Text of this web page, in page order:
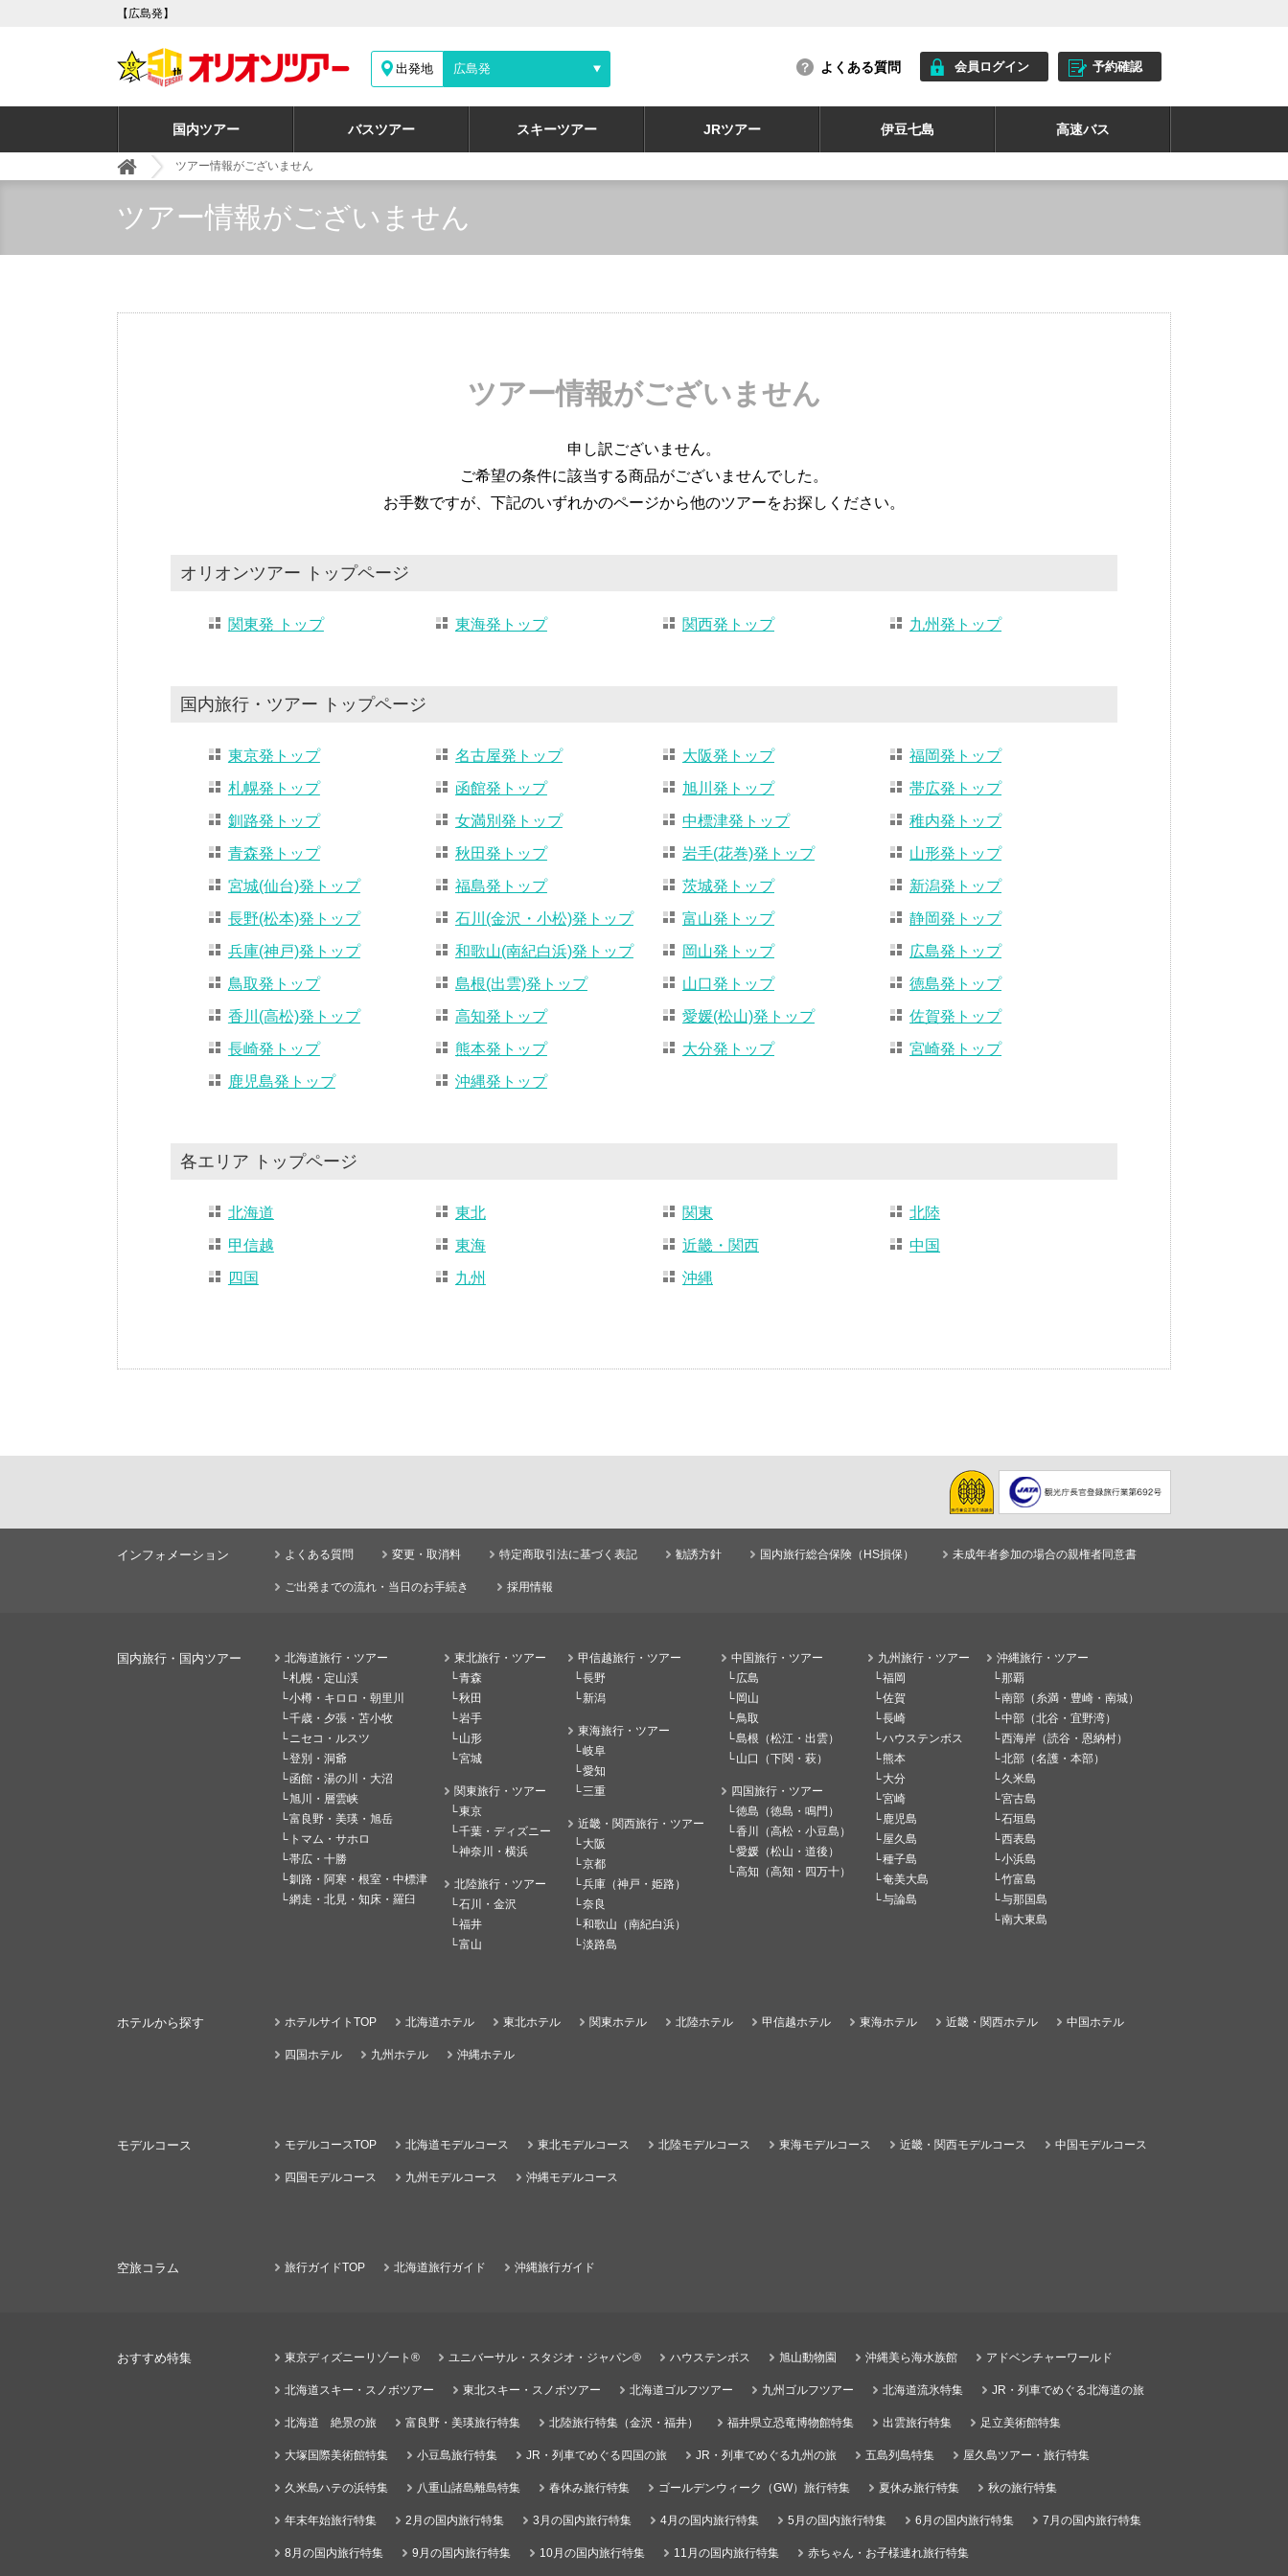
【広島発】
出発地 広島発 よくある質問 会員ログイン 予約確認
国内ツアー バスツアー スキーツアー JRツアー 伊豆七島 高速バス
ツアー情報がございません
ツアー情報がございません
ツアー情報がございません
申し訳ございません。
ご希望の条件に該当する商品がございませんでした。
お手数ですが、下記のいずれかのページから他のツアーをお探しください。
オリオンツアー トップページ
関東発 トップ 東海発トップ 関西発トップ 九州発トップ
国内旅行・ツアー トップページ
東京発トップ 名古屋発トップ 大阪発トップ
福岡発トップ
札幌発トップ
函館発トップ 旭川発トップ
帯広発トップ
釧路発トップ
女満別発トップ 中標津発トップ
稚内発トップ
青森発トップ
秋田発トップ 岩手(花巻)発トップ
山形発トップ
宮城(仙台)発トップ
福島発トップ 茨城発トップ
新潟発トップ
長野(松本)発トップ
石川(金沢・小松)発トップ 富山発トップ
静岡発トップ
兵庫(神戸)発トップ
和歌山(南紀白浜)発トップ 岡山発トップ
広島発トップ
鳥取発トップ
島根(出雲)発トップ 山口発トップ
徳島発トップ
香川(高松)発トップ
高知発トップ 愛媛(松山)発トップ
佐賀発トップ
長崎発トップ
熊本発トップ 大分発トップ
宮崎発トップ
鹿児島発トップ
沖縄発トップ
各エリア トップページ
北海道 東北 関東
北陸
甲信越
東海 近畿・関西
中国
四国
九州 沖縄
インフォメーション よくある質問 変更・取消料 特定商取引法に基づく表記 勧誘方針 国内旅行総合保険（HS損保） 未成年者参加の場合の親権者同意書
ご出発までの流れ・当日のお手続き 採用情報
国内旅行・国内ツアー
北海道旅行・ツアー
札幌・定山渓
小樽・キロロ・朝里川
千歳・夕張・苫小牧
ニセコ・ルスツ
登別・洞爺
函館・湯の川・大沼
旭川・層雲峡
富良野・美瑛・旭岳
トマム・サホロ
帯広・十勝
釧路・阿寒・根室・中標津
網走・北見・知床・羅臼
東北旅行・ツアー
青森
秋田
岩手
山形
宮城
関東旅行・ツアー
東京
千葉・ディズニー
神奈川・横浜
北陸旅行・ツアー
石川・金沢
福井
富山
甲信越旅行・ツアー
長野
新潟
東海旅行・ツアー
岐阜
愛知
三重
近畿・関西旅行・ツアー
大阪
京都
兵庫（神戸・姫路）
奈良
和歌山（南紀白浜）
淡路島
中国旅行・ツアー
広島
岡山
鳥取
島根（松江・出雲）
山口（下関・萩）
四国旅行・ツアー
徳島（徳島・鳴門）
香川（高松・小豆島）
愛媛（松山・道後）
高知（高知・四万十）
九州旅行・ツアー
福岡
佐賀
長崎
ハウステンボス
熊本
大分
宮崎
鹿児島
屋久島
種子島
奄美大島
与論島
沖縄旅行・ツアー
那覇
南部（糸満・豊崎・南城）
中部（北谷・宜野湾）
西海岸（読谷・恩納村）
北部（名護・本部）
久米島
宮古島
石垣島
西表島
小浜島
竹富島
与那国島
南大東島
ホテルから探す ホテルサイトTOP 北海道ホテル 東北ホテル 関東ホテル 北陸ホテル 甲信越ホテル 東海ホテル 近畿・関西ホテル 中国ホテル
四国ホテル 九州ホテル 沖縄ホテル
モデルコース モデルコースTOP 北海道モデルコース 東北モデルコース 北陸モデルコース 東海モデルコース 近畿・関西モデルコース 中国モデルコース
四国モデルコース 九州モデルコース 沖縄モデルコース
空旅コラム 旅行ガイドTOP 北海道旅行ガイド 沖縄旅行ガイド
おすすめ特集 東京ディズニーリゾート® ユニバーサル・スタジオ・ジャパン® ハウステンボス 旭山動物園 沖縄美ら海水族館 アドベンチャーワールド
北海道スキー・スノボツアー 東北スキー・スノボツアー 北海道ゴルフツアー 九州ゴルフツアー 北海道流氷特集 JR・列車でめぐる北海道の旅
北海道 絶景の旅 富良野・美瑛旅行特集 北陸旅行特集（金沢・福井） 福井県立恐竜博物館特集 出雲旅行特集 足立美術館特集
大塚国際美術館特集 小豆島旅行特集 JR・列車でめぐる四国の旅 JR・列車でめぐる九州の旅 五島列島特集 屋久島ツアー・旅行特集
久米島ハテの浜特集 八重山諸島離島特集 春休み旅行特集 ゴールデンウィーク（GW）旅行特集 夏休み旅行特集 秋の旅行特集
年末年始旅行特集 2月の国内旅行特集 3月の国内旅行特集 4月の国内旅行特集 5月の国内旅行特集 6月の国内旅行特集 7月の国内旅行特集
8月の国内旅行特集 9月の国内旅行特集 10月の国内旅行特集 11月の国内旅行特集 赤ちゃん・お子様連れ旅行特集